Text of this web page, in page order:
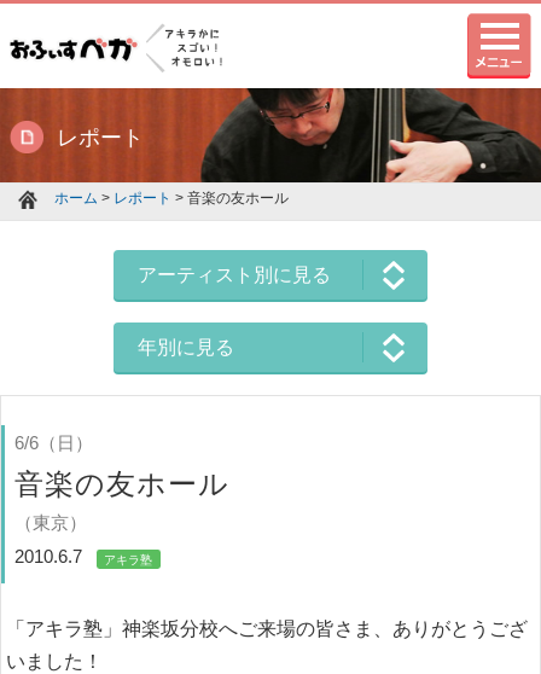
レポート
ホーム > レポート > 音楽の友ホール
アーティスト別に見る
年別に見る
6/6（日）
音楽の友ホール
（東京）
2010.6.7 アキラ塾
「アキラ塾」神楽坂分校へご来場の皆さま、ありがとうござ
いました！